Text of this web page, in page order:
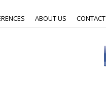
ABOUT US CONTACT